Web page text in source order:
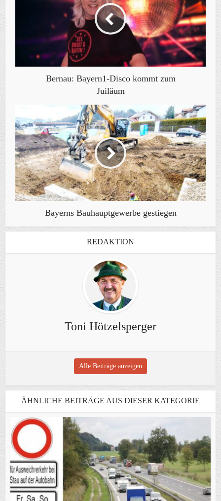
Bernau: Bayern1-Disco kommt zum
Juiläum
Bayerns Bauhauptgewerbe gestiegen
REDAKTION
Toni Hötzelsperger
Alle Beiträge anzeigen
ÄHNLICHE BEITRÄGE AUS DIESER KATEGORIE